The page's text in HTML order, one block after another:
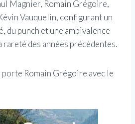
Magnier, Romain Grégoire,
Vauquelin, configurant un
du punch et une ambivalence
rareté des années précédentes.
Romain Grégoire avec le